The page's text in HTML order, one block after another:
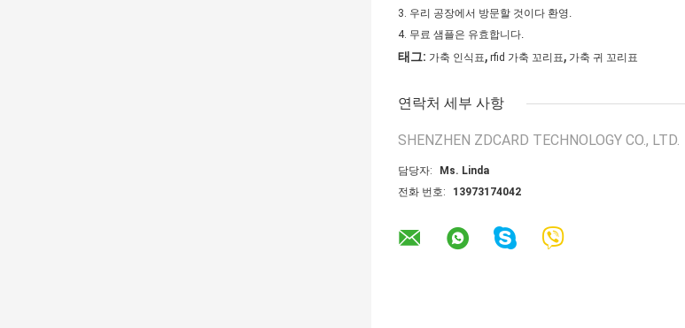
3. 우리 공장에서 방문할 것이다 환영.
4. 무료 샘플은 유효합니다.
태그: 가축 인식표, rfid 가축 꼬리표, 가축 귀 꼬리표
연락처 세부 사항
SHENZHEN ZDCARD TECHNOLOGY CO., LTD.
담당자:
Ms. Linda
전화 번호:
13973174042